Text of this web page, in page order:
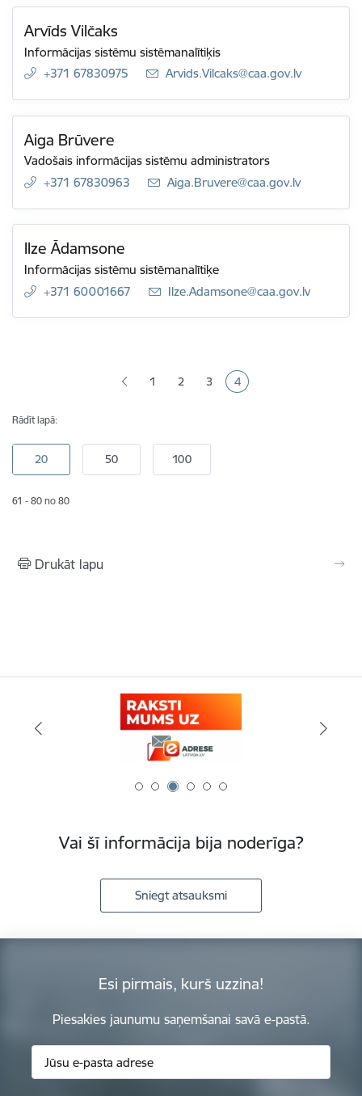
Arvīds Vilčaks
Informācijas sistēmu sistēmanalītiķis
+371 67830975
E-pasts:
Arvids.Vilcaks@caa.gov.lv
Aiga Brūvere
Vadošais informācijas sistēmu administrators
+371 67830963
E-pasts:
Aiga.Bruvere@caa.gov.lv
Ilze Ādamsone
Informācijas sistēmu sistēmanalītiķe
+371 60001667
E-pasts:
Ilze.Adamsone@caa.gov.lv
Lapa
1 Lapa
2 Lapa
3 Pašreizējā lapa
4
Rādīt lapā:
61 - 80 no 80
Drukāt lapu
Vai šī informācija bija noderīga?
Sniegt atsauksmi
Esi pirmais, kurš uzzina!
Piesakies jaunumu saņemšanai savā e-pastā.